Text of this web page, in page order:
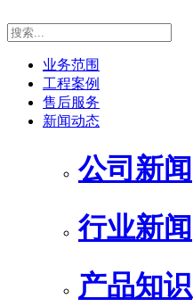
业务范围
工程案例
售后服务
新闻动态
公司新闻
行业新闻
产品知识